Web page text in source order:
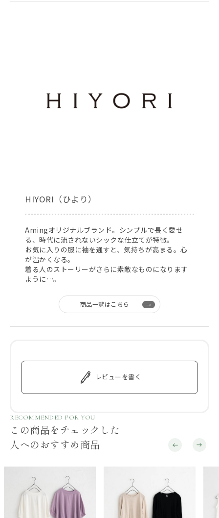
HIYORI（ひより）
Amingオリジナルブランド。シンプルで長く愛せ
る、時代に流されないシックな仕立てが特徴。
お気に入りの服に袖を通すと、気持ちが高まる。心
が温かくなる。
着る人のストーリーがさらに素敵なものになります
ように…。
商品一覧はこちら
レビューを書く
RECOMMENDED FOR YOU
この商品をチェックした
人へのおすすめ商品